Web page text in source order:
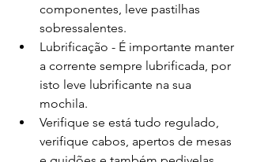
componentes, leve pastilhas
sobressalentes.
Lubrificação - É importante manter
a corrente sempre lubrificada, por
isto leve lubrificante na sua
mochila.
Verifique se está tudo regulado,
verifique cabos, apertos de mesas